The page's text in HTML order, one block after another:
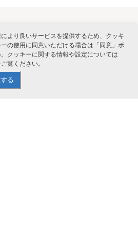
連サービス
より良いサービスを提供するため、クッキ
の使用に同意いただける場合は「同意」ボ
クッキーに関する情報や設定については
ご覧ください。
る